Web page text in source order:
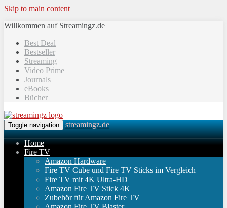
Skip to main content
Willkommen auf Streamingz.de
Best Deal
Bestseller
Streaming
Video Prime
Journals
eBooks
Bücher
Toggle navigation streamingz.de
Home
Fire TV
Amazon Hardware
Fire TV Cube und Fire TV Sticks im Vergleich
Fire TV mit 4K Ultra-HD
Amazon Fire TV Stick 4K
Zubehör für Amazon Fire TV